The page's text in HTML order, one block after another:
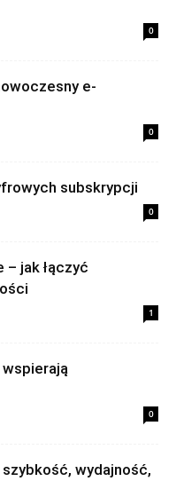
0
e-
0
subskrypcji
0
jak łączyć
1
0
wydajność,